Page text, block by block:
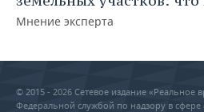
Мнение эксперта
© 2015 - 2026 Сетевое издание «Реальное
Федеральной службой по надзору в